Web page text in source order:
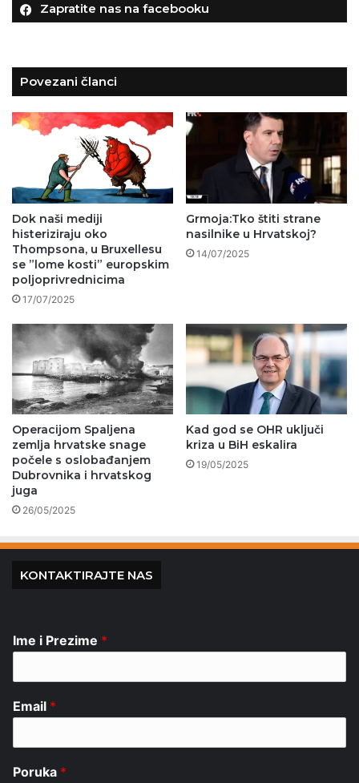
Zapratite nas na facebooku
Povezani članci
Dok naši mediji
histeriziraju oko
Thompsona, u Bruxellesu
se ”lome kosti” europskim
poljoprivrednicima
17/07/2025
Grmoja:Tko štiti strane
nasilnike u Hrvatskoj?
14/07/2025
Operacijom Spaljena
zemlja hrvatske snage
počele s oslobađanjem
Dubrovnika i hrvatskog
juga
26/05/2025
Kad god se OHR uključi
kriza u BiH eskalira
19/05/2025
KONTAKTIRAJTE NAS
Ime i Prezime *
Email *
Poruka *